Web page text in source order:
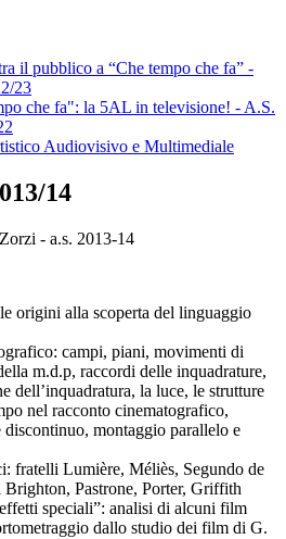
il pubblico a “Che tempo che fa” -
23
che fa": la 5AL in televisione! - A.S.
Audiovisivo e Multimediale
14
- a.s. 2013-14
origini alla scoperta del linguaggio
campi, piani, movimenti di
m.d.p, raccordi delle inquadrature,
dell’inquadratura, la luce, le strutture
nel racconto cinematografico,
montaggio parallelo e
fratelli Lumière, Méliès, Segundo de
Pastrone, Porter, Griffith
speciali”: analisi di alcuni film
dallo studio dei film di G.